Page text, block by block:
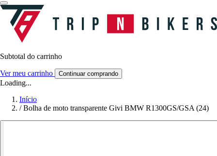
Subtotal do carrinho
Ver meu carrinho Continuar comprando
Loading...
Início
/ Bolha de moto transparente Givi BMW R1300GS/GSA (24)